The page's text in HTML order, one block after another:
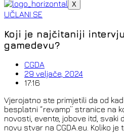
X
UČLANI SE
Koji je najčitaniji
gamedevu?
CGDA
29 veljače, 2024
17:16
Vjerojatno ste primjetili da od
besplatni “revamp” stranice na
novosti, evente, jobove itd, svaki
novu stvar na CGDA.eu. Koliko je